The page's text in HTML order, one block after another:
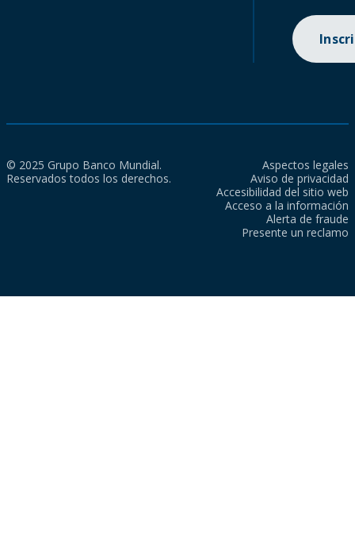
© 2025 Grupo Banco Mundial.
Reservados todos los derechos.
Aspectos legales
Aviso de privacidad
Accesibilidad del sitio web
Acceso a la información
Alerta de fraude
Presente un reclamo